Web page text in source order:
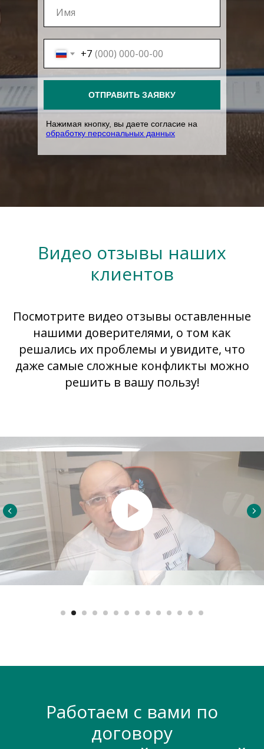
+7
ОТПРАВИТЬ ЗАЯВКУ
Нажимая кнопку, вы даете согласие на
обработку персональных данных
Видео отзывы наших
клиентов
Посмотрите видео отзывы оставленные
нашими доверителями, о том как
решались их проблемы и увидите, что
даже самые сложные конфликты можно
решить в вашу пользу!
Работаем с вами по
договору